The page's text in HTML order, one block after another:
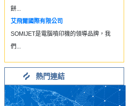
餅...
艾飛爾國際有限公司
SOMIJET是電腦噴印機的領導品牌，我
們...
熱門連結